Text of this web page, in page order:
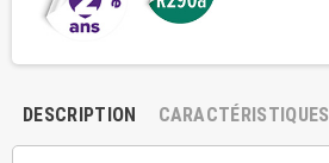
DESCRIPTION CARACTÉRISTIQUES